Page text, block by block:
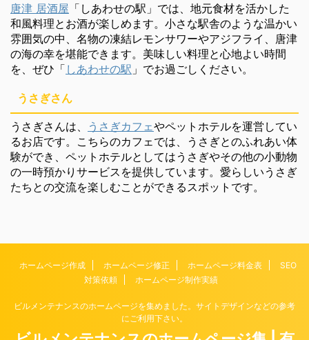
唐津 居酒屋 「しあわせの駅」では、地元食材を活かした
和風料理とお酒が楽しめます。小さな駅舎のような温かい
雰囲気の中、名物の凍結レモンサワーやアジフライ、唐津
の海の幸を堪能できます。美味しい料理と心地よい時間
を、ぜひ「 しあわせの駅 」でお過ごしください。
うさぎさん
うさぎさんは、 うさぎカフェやペットホテルを運営してい
るお店です。こちらのカフェでは、うさぎとのふれあい体
験ができ、ペットホテルとしてはうさぎやその他の小動物
の一時預かりサービスを提供しています。愛らしいうさぎ
たちとの交流を楽しむことができるスポットです。
ホームページ作成 ホームページ修正 ホームページ料金表
SEO
対策依頼
ホームページ制作実績
ビルメンテナンスのホームページを集めました。サイトデザインなどの参考
にご利用下さい。